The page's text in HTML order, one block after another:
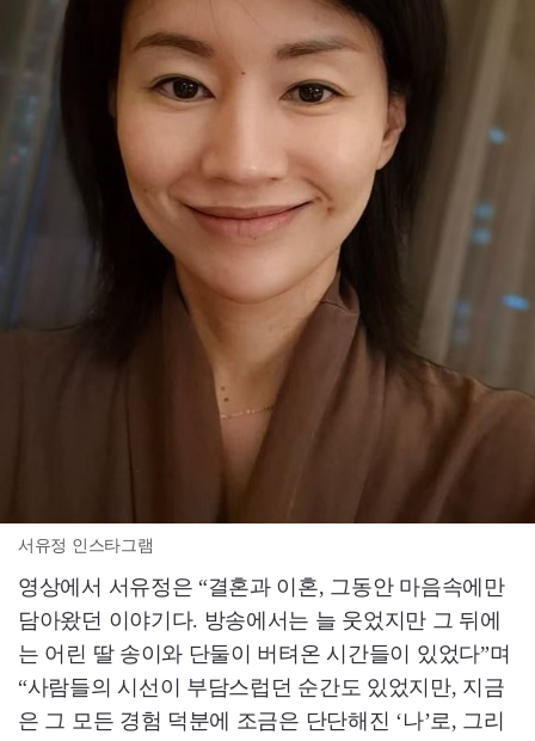
서유정 인스타그램
영상에서 서유정은 “결혼과 이혼, 그동안 마음속에만
담아왔던 이야기다. 방송에서는 늘 웃었지만 그 뒤에
는 어린 딸 송이와 단둘이 버텨온 시간들이 있었다”며
“사람들의 시선이 부담스럽던 순간도 있었지만, 지금
은 그 모든 경험 덕분에 조금은 단단해진 ‘나’로, 그리